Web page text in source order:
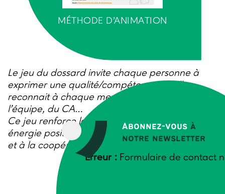
Abonnez-vous à
notre newsletter
Erreur : Formulaire de contact
MÉTHODE D’ANIMATION
Le jeu du dossard invite chaque personne à
exprimer une qualité/compétence qu’elle
reconnait à chaque membre de la réunion, de
l’équipe, du CA…
Ce jeu renforce la confiance en soi et crée une
énergie positive propice à la cohésion d’équipe
et à la coopération. Mode d’emploi.